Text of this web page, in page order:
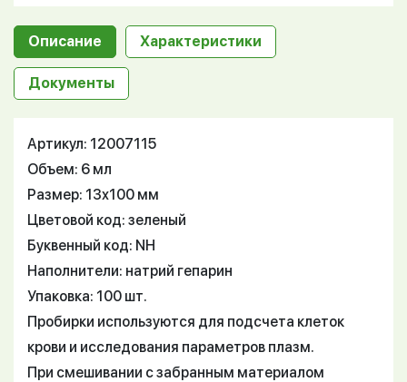
Описание Характеристики
Документы
Артикул: 12007115
Объем: 6 мл
Размер: 13х100 мм
Цветовой код: зеленый
Буквенный код: NH
Наполнители: натрий гепарин
Упаковка: 100 шт.
Пробирки используются для подсчета клеток
крови и исследования параметров плазм.
При смешивании с забранным материалом